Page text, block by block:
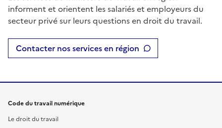
informent et orientent les salariés et employeurs du
secteur privé sur leurs questions en droit du travail.
Contacter nos services en région
Code du travail numérique
Le droit du travail